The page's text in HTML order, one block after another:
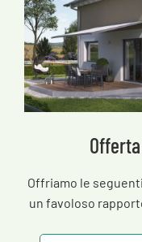
Offriamo le
un favoloso